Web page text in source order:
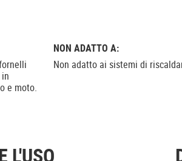
e moto.
NON ADATTO A:
Non adatto ai sistemi di
L'USO